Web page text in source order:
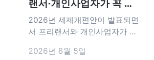
랜서·개인사업자가 꼭 알
아야 할 변화
2026년 세제개편안이 발표되면
서 프리랜서와 개인사업자가 꼭
원천징수 세율 인하부터 세액감
2026년 8월 5일